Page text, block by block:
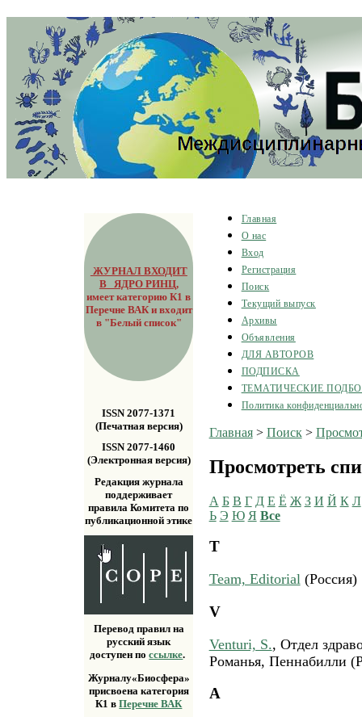
ЖУРНАЛ ВХОДИТ
В ЯДРО РИНЦ,
имеет категорию К1 в
Перечне ВАК и входит
в "Белый список"
ISSN 2077-1371
(Печатная версия)
ISSN 2077-1460
(Электронная версия)
Редакция журнала
поддерживает
правила Комитета по
публикационной этике
Перевод правил на
русский язык
доступен поссылке.
Журналу«Биосфера»
присвоена категория
К1 вПеречне ВАК
Главная
О нас
Вход
Регистрация
Поиск
Текущий выпуск
Архивы
Объявления
ДЛЯ АВТОРОВ
ПОДПИСКА
ТЕМАТИЧЕСКИЕ
Политика
Главная> Поиск>
Просмотреть
А Б В Г Д Е Ё Ж З И Й К Л
Ь Э Ю Я Все
T
Team, Editorial(Россия)
V
Venturi, S., Отдел
Романья, Пеннабилли
А